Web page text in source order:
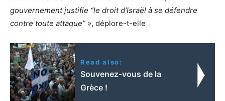
gouvernement justifie “le droit d’Israël à se défendre
contre toute attaque” », déplore-t-elle
Read also:
Souvenez-vous de la
Grèce !